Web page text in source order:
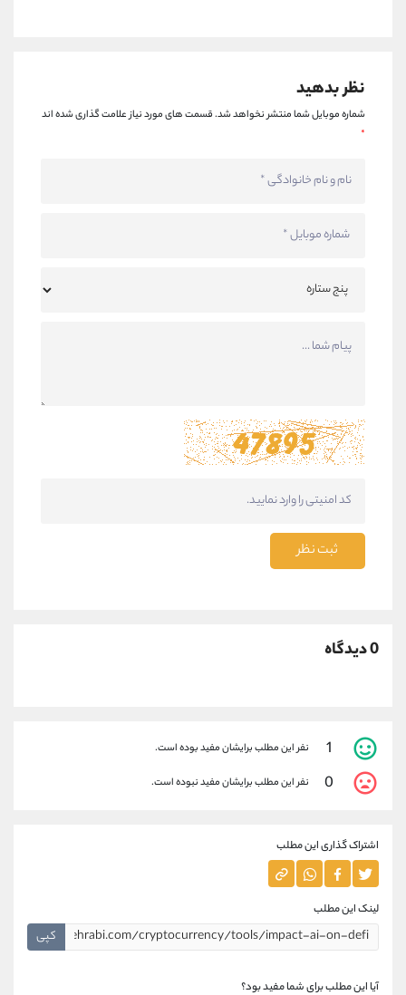
نظر بدهید
شماره موبایل شما منتشر نخواهد شد.قسمت های مورد نیاز علامت گذاری شده اند
*
ثبت نظر
0 دیدگاه
1 نفر این مطلب برایشان مفید بوده است.
0 نفر این مطلب برایشان مفید نبوده است.
اشتراک گذاری این مطلب
لینک این مطلب
کپی
آیا این مطلب برای شما مفید بود؟